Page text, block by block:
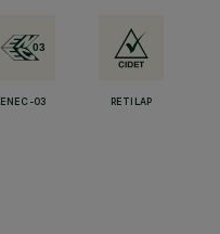
ENEC-03 RETILAP